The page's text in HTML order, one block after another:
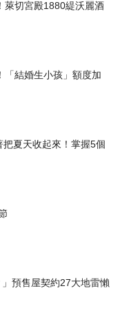
萊切宮殿1880緹沃麗酒
「結婚生小孩」額度加
夏天收起來！掌握5個
」預售屋契約27大地雷懶